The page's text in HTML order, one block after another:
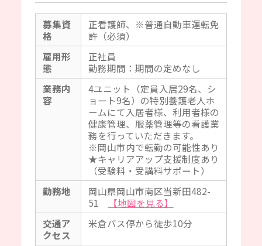
募集資
格
正看護師、※普通自動車運転免
許（必須）
雇用形
態
正社員
勤務期間：期間の定めなし
業務内
容
4ユニット（定員入居29名、シ
ョート9名）の特別養護老人ホ
ームにて入居者様、利用者様の
健康管理、服薬管理等の看護業
務を行っていただきます。
※岡山市内で転勤の可能性あり
★キャリアアップ支援制度あり
（受験料・受講料サポート）
勤務地
岡山県岡山市南区当新田482-
51
【地図を見る】
交通ア
クセス
米倉バス停から徒歩10分